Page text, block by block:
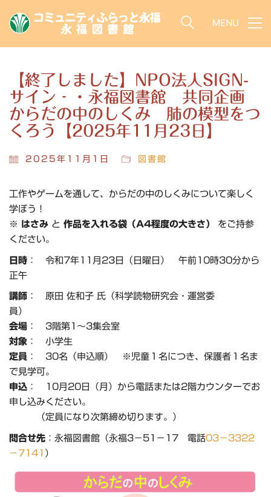
MENU
【終了しました】NPO法人SIGN-
サイン‐・永福図書館 共同企画
からだの中のしくみ 肺の模型をつ
くろう【2025年11月23日】
2025年11月1日 図書館
工作やゲームを通して、からだの中のしくみについて楽しく
学ぼう！
※ はさみ と 作品を入れる袋（A4程度の大きさ） をご持参
ください。
日時 ： 令和7年11月23日（日曜日） 午前10時30分から
正午
講師 ： 原田 佐和子 氏（科学読物研究会・運営委
員）
会場 ： 3階第1～3集会室
対象 ： 小学生
定員 ： 30名（申込順） ※児童１名につき、保護者１名ま
で見学可。
申込 ： 10月20日（月）から電話または2階カウンターでお
申し込みください。
（定員になり次第締め切ります。）
問合せ先 ：永福図書館（永福3－51－17 電話03－3322
－7141 ）